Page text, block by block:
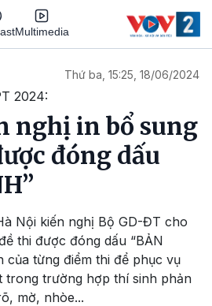
Multimedia
Thứ ba, 15:25, 18/06/2024
2024:
nghị in bổ sung
đóng dấu
Nội kiến nghị Bộ GD-ĐT cho
thi được đóng dấu “BẢN
của từng điểm thi để phục vụ
trong trường hợp thí sinh phản
mờ, nhòe...